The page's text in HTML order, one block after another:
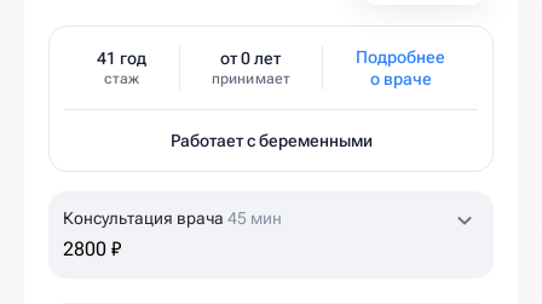
41 год
стаж
от 0 лет
принимает
Подробнее
о враче
Работает с беременными
Консультация врача 45 мин
2800 ₽